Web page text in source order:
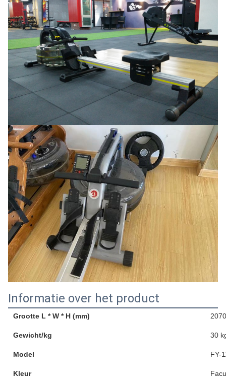
Informatie over het product
Grootte L * W * H (mm)
Gewicht/kg 30
Model FY-
Kleur